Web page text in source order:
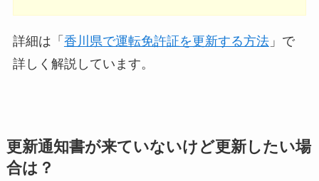
詳細は「 香川県で運転免許証を更新する方法」で
詳しく解説しています。
更新通知書が来ていないけど更新したい場
合は？